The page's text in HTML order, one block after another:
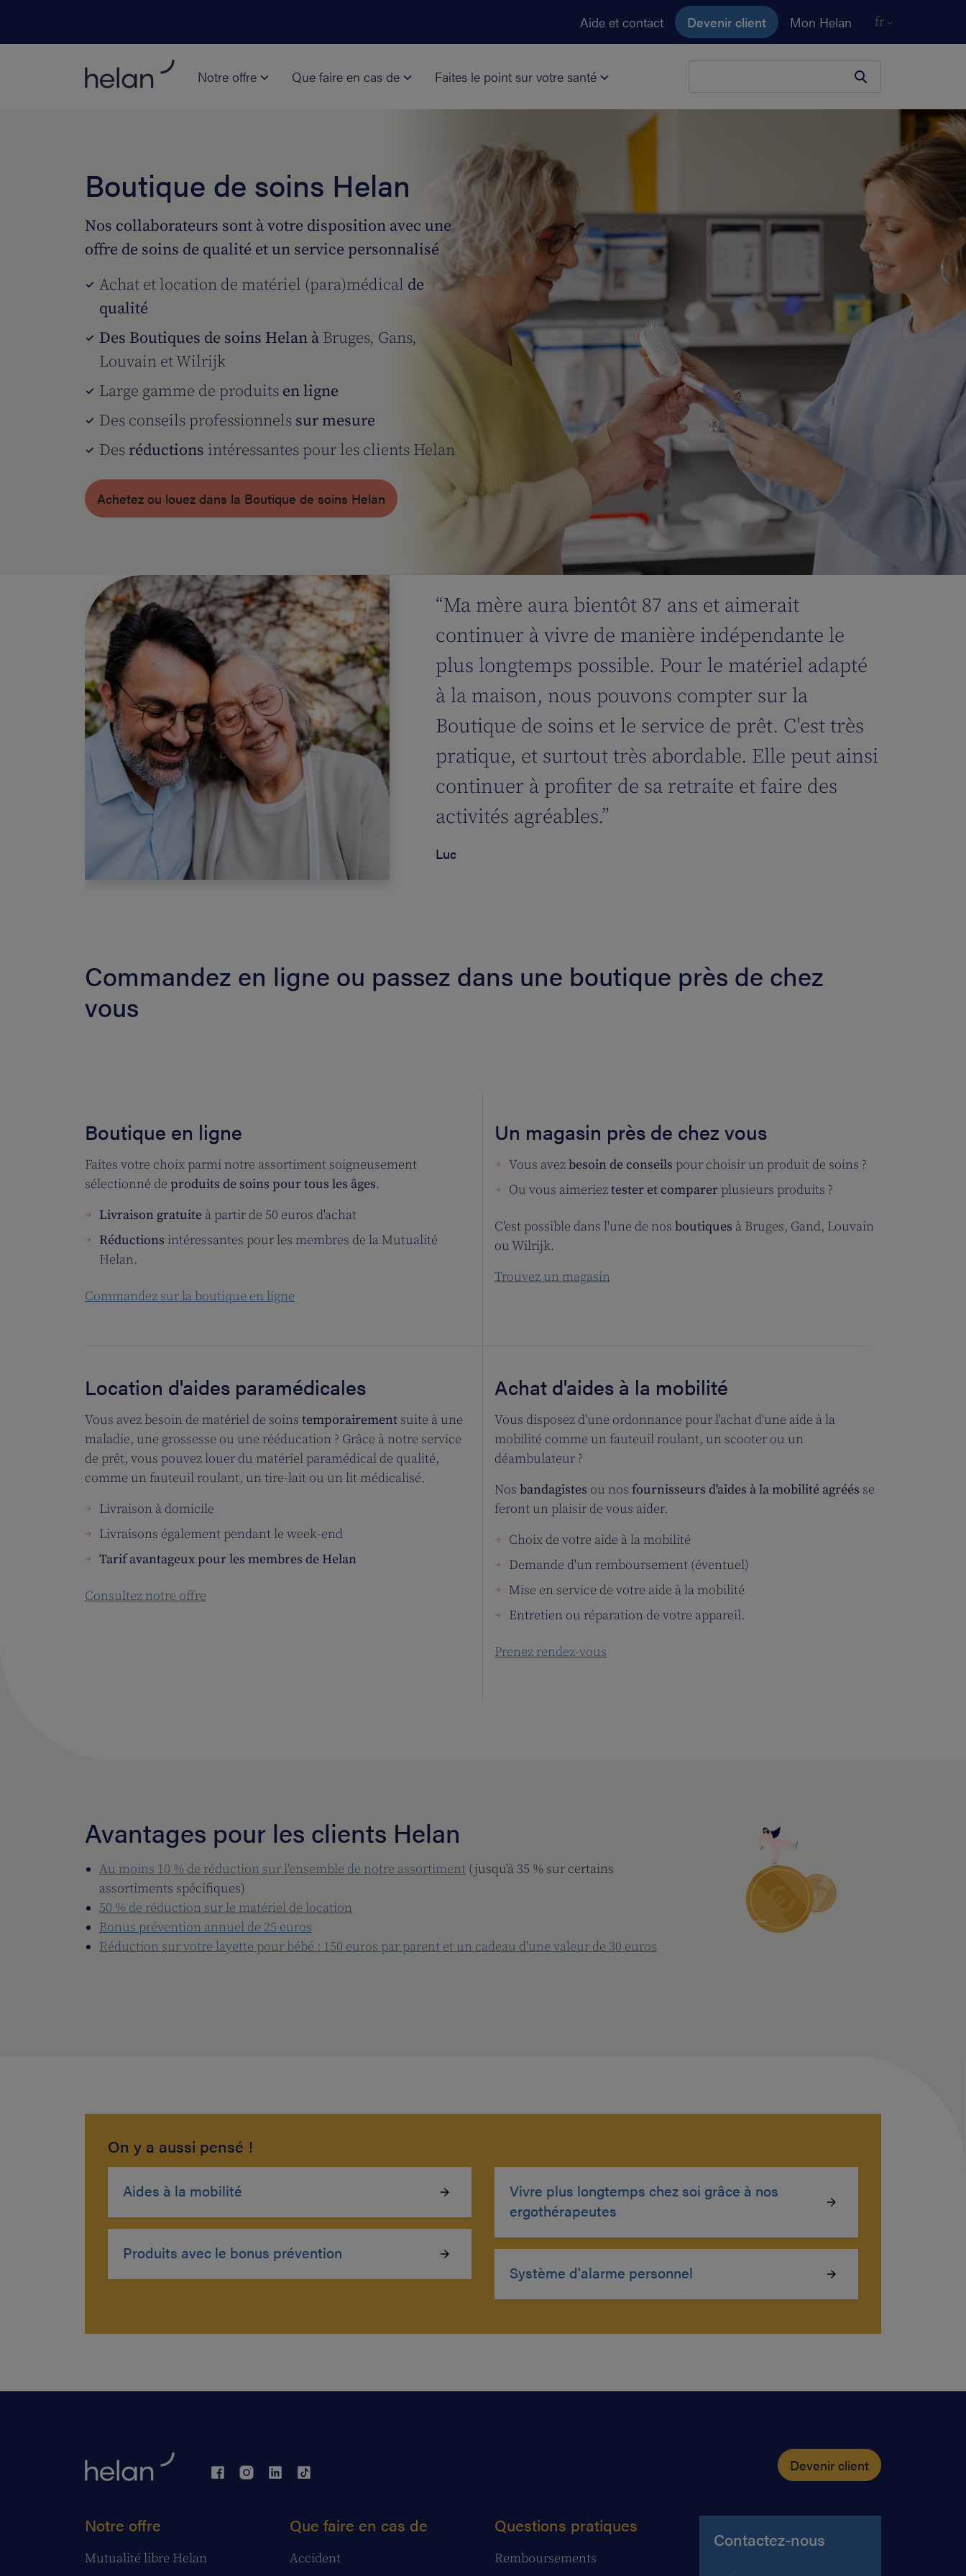
Aide et contact Devenir client Mon Helan fr
Notre offre Que faire en cas de Faites le point sur votre santé
Boutique de soins Helan
Nos collaborateurs sont à votre disposition avec une
offre de soins de qualité et un service personnalisé
Achat et location de matériel (para)médical de
qualité
Des Boutiques de soins Helan à Bruges, Gans,
Louvain et Wilrijk
Large gamme de produits en ligne
Des conseils professionnels sur mesure
Des réductions intéressantes pour les clients Helan
Achetez ou louez dans la Boutique de soins Helan
“Ma mère aura bientôt 87 ans et aimerait
continuer à vivre de manière indépendante le
plus longtemps possible. Pour le matériel adapté
à la maison, nous pouvons compter sur la
Boutique de soins et le service de prêt. C'est très
pratique, et surtout très abordable. Elle peut ainsi
continuer à profiter de sa retraite et faire des
activités agréables.”
Luc
Commandez en ligne ou passez dans une boutique près de chez
vous
Boutique en ligne
Faites votre choix parmi notre assortiment soigneusement
sélectionné de produits de soins pour tous les âges.
Livraison gratuite à partir de 50 euros d'achat
Réductions intéressantes pour les membres de la Mutualité
Helan.
Commandez sur la boutique en ligne
Un magasin près de chez vous
Vous avezbesoin de conseils pour choisir un produit de soins ?
Ou vous aimerieztester et comparer plusieurs produits ?
C'est possible dans l'une de nos boutiques à Bruges, Gand, Louvain
ou Wilrijk.
Trouvez un magasin
Location d'aides paramédicales
Vous avez besoin de matériel de soins temporairement suite à une
maladie, une grossesse ou une rééducation ? Grâce à notre service
de prêt, vous pouvez louer du matériel paramédical de qualité,
comme un fauteuil roulant, un tire-lait ou un lit médicalisé.
Livraison à domicile
Livraisons également pendant le week-end
Tarif avantageux pour les membres de Helan
Consultez notre offre
Achat d'aides à la mobilité
Vous disposez d'une ordonnance pour l'achat d'une aide à la
mobilité comme un fauteuil roulant, un scooter ou un
déambulateur ?
Nos bandagistes ou nos fournisseurs d'aides à la mobilité agréés se
feront un plaisir de vous aider.
Choix de votre aide à la mobilité
Demande d'un remboursement (éventuel)
Mise en service de votre aide à la mobilité
Entretien ou réparation de votre appareil.
Prenez rendez-vous
Avantages pour les clients Helan
Au moins 10 % de réduction sur l'ensemble de notre assortiment (jusqu'à 35 % sur certains
assortiments spécifiques)
50 % de réduction sur le matériel de location
Bonus prévention annuel de 25 euros
Réduction sur votre layette pour bébé : 150 euros par parent et un cadeau d'une valeur de 30 euros
On y a aussi pensé !
Aides à la mobilité
Produits avec le bonus prévention
Vivre plus longtemps chez soi grâce à nos
ergothérapeutes
Système d'alarme personnel
Devenir client
Notre offre
Mutualité libre Helan
Que faire en cas de
Accident
Questions pratiques
Remboursements
Contactez-nous